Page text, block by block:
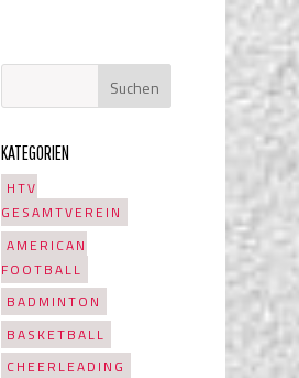
KATEGORIEN
HTV
GESAMTVEREIN
AMERICAN
FOOTBALL
BADMINTON
BASKETBALL
CHEERLEADING